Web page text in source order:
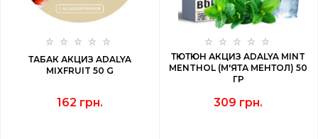
ТАБАК АКЦИЗ ADALYA
MIXFRUIT 50 G
162 грн.
ТЮТЮН АКЦИЗ ADALYA MINT
MENTHOL (М'ЯТА МЕНТОЛ) 50
ГР
309 грн.